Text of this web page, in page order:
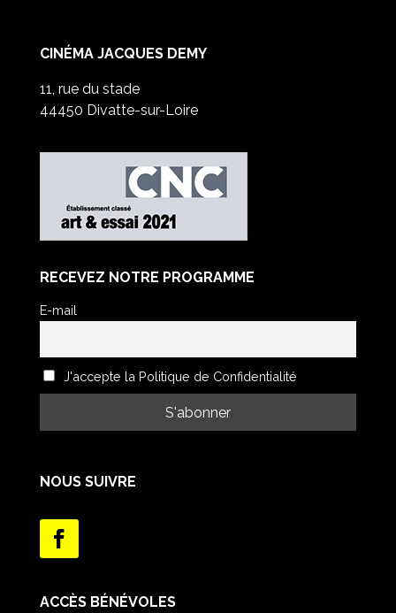
CINÉMA JACQUES DEMY
11, rue du stade
44450 Divatte-sur-Loire
RECEVEZ NOTRE PROGRAMME
E-mail
J'accepte la Politique de Confidentialité
NOUS SUIVRE
ACCÈS BÉNÉVOLES